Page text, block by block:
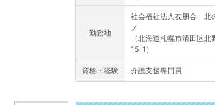
勤務地
社会福祉法人友朋会 北
ノ
（北海道札幌市清田区
15-1）
資格・経験 介護支援専門員